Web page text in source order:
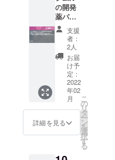
入くだ
さ
い。」
の開発
薬パイ
プライ
ンの開
発進捗
状況報
告書送
付 CiML
からの
お礼
メール
が届き
ます。
創薬プ
レート
紙）を
支援
者：
2人
お届
け予
定：
2022
年02
月
詳細を見る
こ
の
リ
タ
ー
ン
を
選
択
す
る